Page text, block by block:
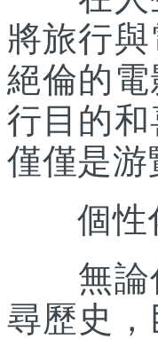
將旅行
絕倫的
行目的
僅僅是游
個性化
無論你
尋歷史